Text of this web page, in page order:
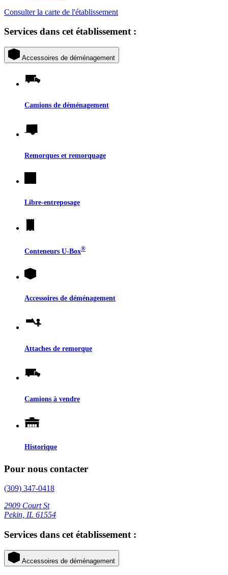
Consulter la carte de l'établissement
Services dans cet établissement :
Accessoires de déménagement
Camions de déménagement
Remorques et remorquage
Libre-entreposage
Conteneurs U-Box®
Accessoires de déménagement
Attaches de remorque
Camions à vendre
Historique
Pour nous contacter
(309) 347-0418
2909 Court St
Pekin, IL 61554
Services dans cet établissement :
Accessoires de déménagement